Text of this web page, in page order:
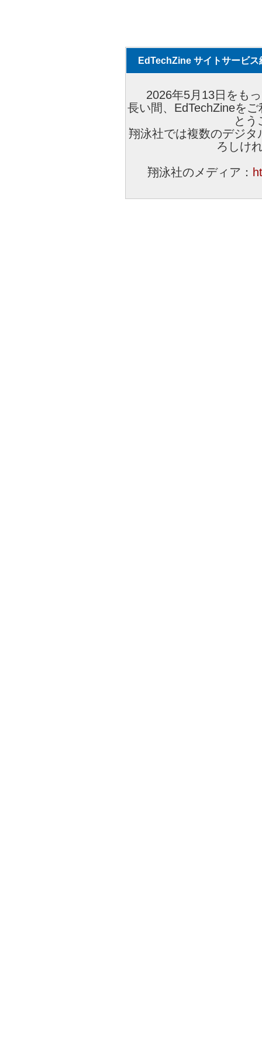
EdTechZine サイトサービス
2026年5月13日をも
長い間、EdTechZineを
とう
翔泳社では複数のデジ
ろしけ
翔泳社のメディア：